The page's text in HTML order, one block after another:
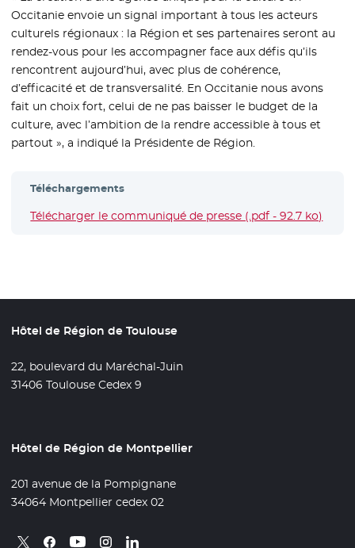
Occitanie envoie un signal important à tous les acteurs
culturels régionaux : la Région et ses partenaires seront au
rendez-vous pour les accompagner face aux défis qu’ils
rencontrent aujourd’hui, avec plus de cohérence,
d’efficacité et de transversalité. En Occitanie nous avons
fait un choix fort, celui de ne pas baisser le budget de la
culture, avec l’ambition de la rendre accessible à tous et
partout », a indiqué la Présidente de Région.
Téléchargements
Télécharger le communiqué de presse (.pdf - 92.7 ko)
Hôtel de Région de Toulouse
22, boulevard du Maréchal-Juin
31406 Toulouse Cedex 9
Hôtel de Région de Montpellier
201 avenue de la Pompignane
34064 Montpellier cedex 02
Retrouvez nous sur X
- Nouvelle fenêtre
Retrouvez nous sur Facebook
- Nouvelle fenêtre
Retrouvez nous sur Youtube
- Nouvelle fenêtre
Retrouvez nous sur Instagram
- Nouvelle fenêtre
Retrouvez nous sur Linkedin
- Nouvelle fenêtre